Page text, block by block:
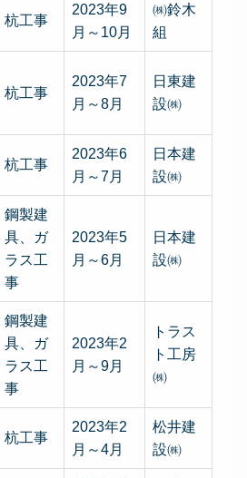
杭工事
2023年9
月～10月
㈱鈴木
組
杭工事
2023年7
月～8月
日東建
設㈱
杭工事
2023年6
月～7月
日本建
設㈱
鋼製建
具、ガ
ラス工
事
2023年5
月～6月
日本建
設㈱
鋼製建
具、ガ
ラス工
事
2023年2
月～9月
トラス
ト工房
㈱
杭工事
2023年2
月～4月
松井建
設㈱